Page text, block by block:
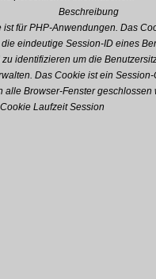
Beschreibung
ist für PHP-Anwendungen. Das
eindeutige Session-ID eines
identifizieren um die
Das Cookie ist ein
alle Browser-Fenster geschlossen
Cookie Laufzeit Session